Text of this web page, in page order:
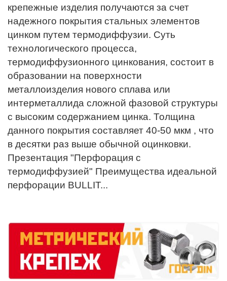
крепежные изделия получаются за счет
надежного покрытия стальных элементов
цинком путем термодиффузии. Суть
технологического процесса,
термодиффузионного цинкования, состоит в
образовании на поверхности
металлоизделия нового сплава или
интерметаллида сложной фазовой структуры
с высоким содержанием цинка. Толщина
данного покрытия составляет 40-50 мкм , что
в десятки раз выше обычной оцинковки.
Презентация "Перфорация с
термодиффузией" Преимущества идеальной
перфорации BULLIT...